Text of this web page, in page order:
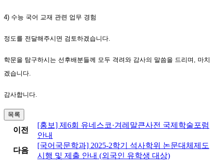
4) 수능 국어 교재 관련 업무 경험
정도를 전달해주시면 검토하겠습니다.
학문을 탐구하시는 선후배분들께 모두 격려와 감사의 말씀을 드리며, 마치
겠습니다.
감사합니다.
목록
이전
[홍보] 제6회 유네스코·겨레말큰사전 국제학술포럼
안내
다음
[국어국문학과] 2025-2학기 석사학위 논문대체제도
시행 및 제출 안내 (외국인 유학생 대상)